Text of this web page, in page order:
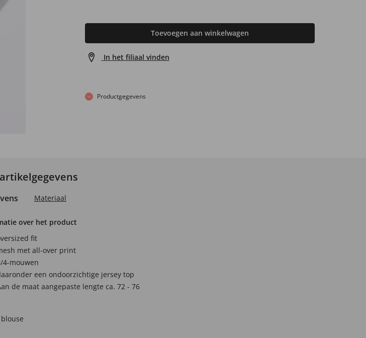
Toevoegen aan winkelwagen
In het filiaal vinden
Productgegevens
Materiaal
over het product
fit
met all-over print
4-mouwen
een ondoorzichtige jersey top
de maat aangepaste lengte ca. 72 - 76